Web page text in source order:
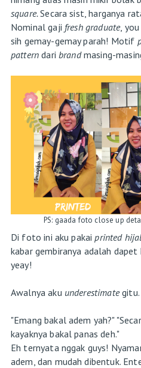
square.Secara sist, harganya
Nominal gaji fresh graduate,
sih gemay-gemay parah! Motif
patterndari brandmasing-
PS: gaada foto close up
Di foto ini aku pakai printed
kabar gembiranya adalah dapet
yeay!
Awalnya aku underestimategitu.
"Emang bakal adem yah?"
kayaknya bakal panas deh."
Eh ternyata nggak guys!
adem, dan mudah dibentuk.